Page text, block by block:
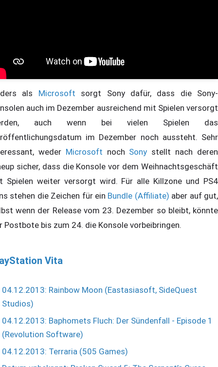
als Microsoft sorgt Sony dafür, dass die Sony-
auch im Dezember ausreichend mit Spielen versorgt
auch wenn bei vielen Spielen das
im Dezember noch aussteht. Sehr
weder Microsoft noch Sony stellt nach deren
sicher, dass die Konsole vor dem Weihnachtsgeschäft
Spielen weiter versorgt wird. Für alle Killzone und PS4
stehen die Zeichen für ein Bundle (Affiliate) aber auf gut,
wenn der Release vom 23. Dezember so bleibt, könnte
Postbote bis zum 24. die Konsole vorbeibringen.
Vita
04.12.2013: Rainbow Moon (Eastasiasoft, SideQuest
Studios)
04.12.2013: Baphomets Fluch: Der Sündenfall - Episode 1
(Revolution Software)
04.12.2013: Terraria (505 Games)